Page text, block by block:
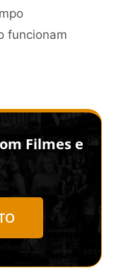
funcionam
Filmes e